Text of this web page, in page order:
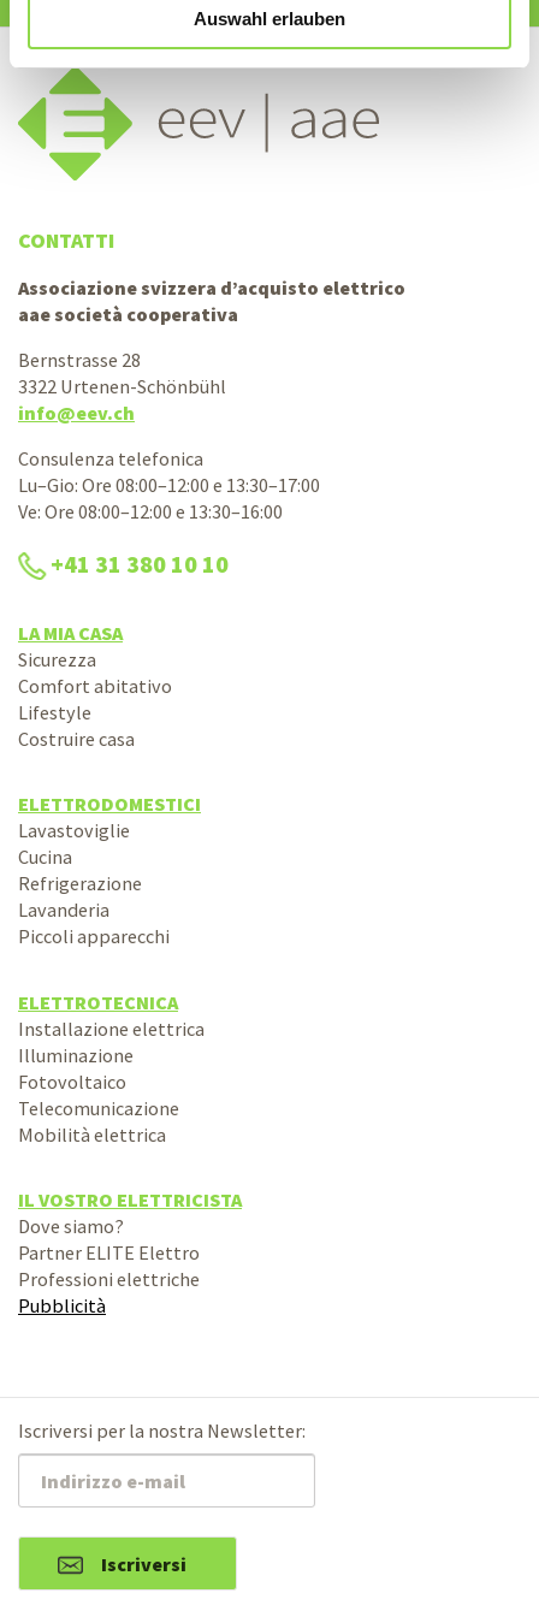
Auswahl erlauben
CONTATTI
Associazione svizzera d’acquisto elettrico
aae società cooperativa
Bernstrasse 28
3322 Urtenen-Schönbühl
info@eev.ch
Consulenza telefonica
Lu–Gio: Ore 08:00–12:00 e 13:30–17:00
Ve: Ore 08:00–12:00 e 13:30–16:00
+41 31 380 10 10
LA MIA CASA
Sicurezza
Comfort abitativo
Lifestyle
Costruire casa
ELETTRODOMESTICI
Lavastoviglie
Cucina
Refrigerazione
Lavanderia
Piccoli apparecchi
ELETTROTECNICA
Installazione elettrica
Illuminazione
Fotovoltaico
Telecomunicazione
Mobilità elettrica
IL VOSTRO ELETTRICISTA
Dove siamo?
Partner ELITE Elettro
Professioni elettriche
Pubblicità
Iscriversi per la nostra Newsletter:
Iscriversi